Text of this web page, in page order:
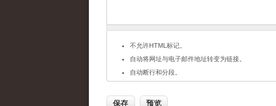
不允许HTML标记。
自动将网址与电子邮件地址转变为链接。
自动断行和分段。